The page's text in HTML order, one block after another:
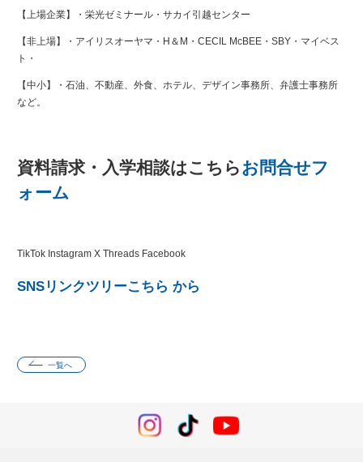
【上場企業】・栄光ゼミナール・サカイ引越センター
【非上場】・アイリスオーヤマ・H＆M・CECIL McBEE・SBY・マイベス
ト・
【中小】・石油、不動産、外食、ホテル、デザイン事務所、弁護士事務所
など。
資料請求・入学相談はこちらお問合せフ
ォーム
TikTok Instagram X Threads Facebook
SNSリンクツリーこちら から
一覧へ